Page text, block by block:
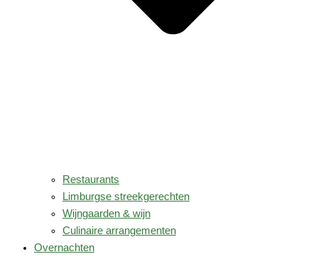
Restaurants
Limburgse streekgerechten
Wijngaarden & wijn
Culinaire arrangementen
Overnachten